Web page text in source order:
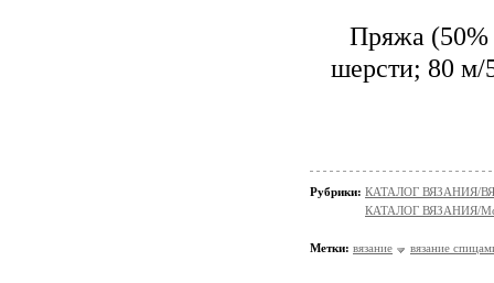
Пряжа (50%
шерсти; 80 м/
Рубрики: КАТАЛОГ ВЯЗАНИЯ/
КАТАЛОГ ВЯЗАНИЯ/
Метки: вязание вязание